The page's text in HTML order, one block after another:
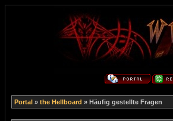
Portal » the Hellboard » Häufig gestellte Fragen